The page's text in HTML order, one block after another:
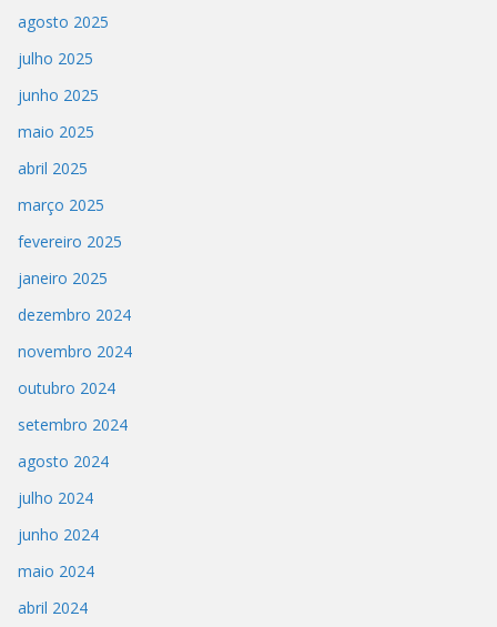
agosto 2025
julho 2025
junho 2025
maio 2025
abril 2025
março 2025
fevereiro 2025
janeiro 2025
dezembro 2024
novembro 2024
outubro 2024
setembro 2024
agosto 2024
julho 2024
junho 2024
maio 2024
abril 2024